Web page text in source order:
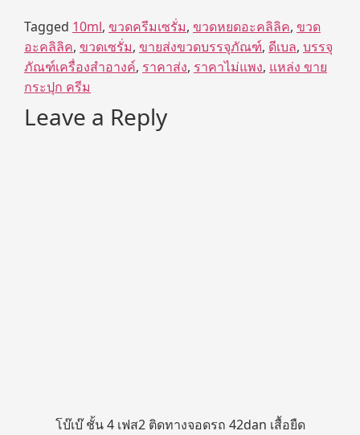
Tagged 10ml, ขวดครีมเซรั่ม, ขวดหยดอะคลิลิค, ขวด
อะคลิลิค, ขวดเซรั่ม, ขายส่งขวดบรรจุภัณฑ์, ดีเบล, บรรจุ
ภัณฑ์เครื่องสำอางค์, ราคาส่ง, ราคาไม่แพง, แหล่ง ขาย
กระปุก ครีม
Leave a Reply
โบ๊เบ๊ ชั้น 4 เฟส2 ติดทางจอดรถ 42dan เสื้อยืด